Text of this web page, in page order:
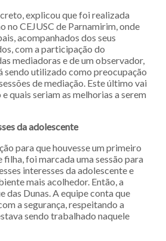
explicou que foi realizada
no CEJUSC de Parnamirim, onde
acompanhados dos seus
com a participação do
mediadoras e de um observador,
sendo utilizado como preocupação
de mediação. Este último vai
quais seriam as melhorias a serem
da adolescente
para que houvesse um primeiro
foi marcada uma sessão para
interesses da adolescente e
mais acolhedor. Então, a
das Dunas. A equipe conta que
a segurança, respeitando a
sendo trabalhado naquele